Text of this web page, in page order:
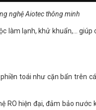
nghệ Aiotec thông minh
lạnh, khử khuẩn,...
toái như cặn bẩn trên
hiện đại, đảm bảo